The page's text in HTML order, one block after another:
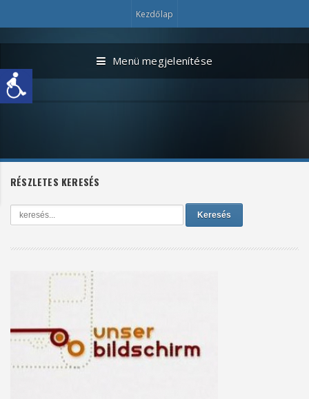
Kezdőlap
Menü megjelenítése
RÉSZLETES KERESÉS
Keresés